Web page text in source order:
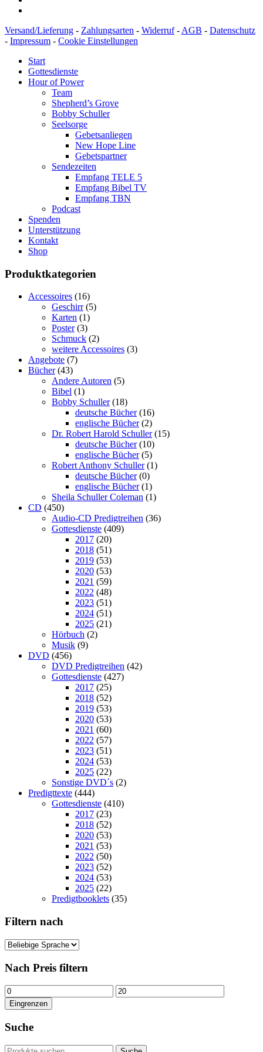
Versand/Lieferung - Zahlungsarten - Widerruf- AGB - Datenschutz
- Impressum - Cookie Einstellungen
Start
Gottesdienste
Hour of Power
Team
Shepherd’s Grove
Bobby Schuller
Seelsorge
Gebetsanliegen
New Hope Line
Gebetspartner
Sendezeiten
Empfang TELE 5
Empfang Bibel TV
Empfang TBN
Podcast
Spenden
Unterstützung
Kontakt
Shop
Produktkategorien
Accessoires (16)
Geschirr (5)
Karten (1)
Poster (3)
Schmuck (2)
weitere Accessoires (3)
Angebote (7)
Bücher (43)
Andere Autoren (5)
Bibel (1)
Bobby Schuller (18)
deutsche Bücher (16)
englische Bücher (2)
Dr. Robert Harold Schuller (15)
deutsche Bücher (10)
englische Bücher (5)
Robert Anthony Schuller (1)
deutsche Bücher (0)
englische Bücher (1)
Sheila Schuller Coleman (1)
CD (450)
Audio-CD Predigtreihen (36)
Gottesdienste (409)
2017 (20)
2018 (51)
2019 (53)
2020 (53)
2021 (59)
2022 (48)
2023 (51)
2024 (51)
2025 (21)
Hörbuch (2)
Musik (9)
DVD (456)
DVD Predigtreihen (42)
Gottesdienste (427)
2017 (25)
2018 (52)
2019 (53)
2020 (53)
2021 (60)
2022 (57)
2023 (51)
2024 (53)
2025 (22)
Sonstige DVD´s (2)
Predigttexte (444)
Gottesdienste (410)
2017 (23)
2018 (52)
2020 (53)
2021 (53)
2022 (50)
2023 (52)
2024 (53)
2025 (22)
Predigtbooklets (35)
Filtern nach
Nach Preis filtern
Min.
Preis
Max.
Preis
Eingrenzen
Suche
Suchen